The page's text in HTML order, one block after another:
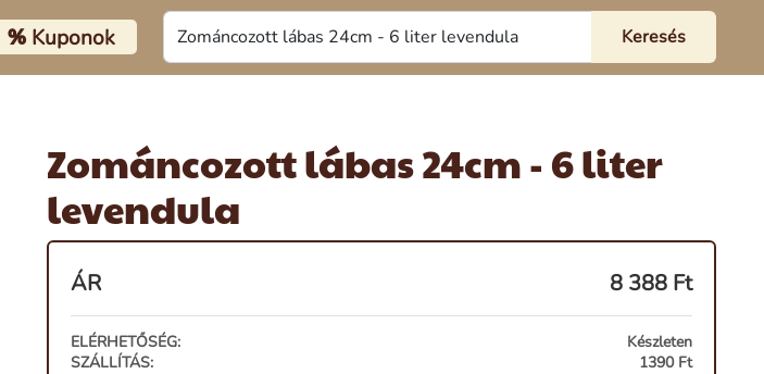
%Kuponok
Zománcozott lábas 24cm - 6 liter
levendula
ÁR 8 388 Ft
ELÉRHETŐSÉG:
Készleten
SZÁLLÍTÁS:
1390 Ft